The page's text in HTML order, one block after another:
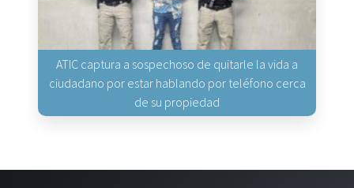
ATIC captura a sospechoso de quitarle la vida a
ciudadano por estar hablando por teléfono cerca
de su propiedad